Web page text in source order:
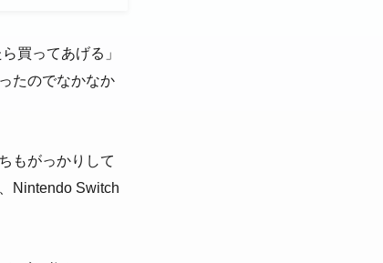
買ってあげる」
たのでなかなか
もがっかりして
Nintendo Switch